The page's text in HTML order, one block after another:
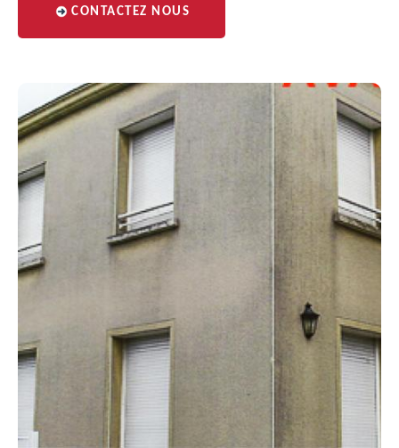
CONTACTEZ NOUS